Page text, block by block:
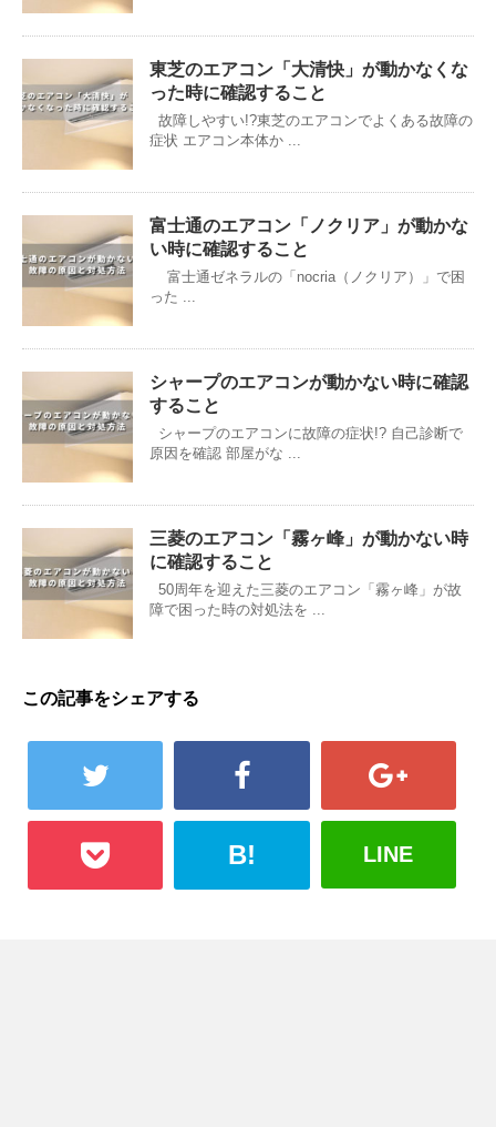
東芝のエアコン「大清快」が動かなくな
った時に確認すること
故障しやすい!?東芝のエアコンでよくある故障の
症状 エアコン本体か ...
富士通のエアコン「ノクリア」が動かな
い時に確認すること
富士通ゼネラルの「nocria（ノクリア）」で困
った ...
シャープのエアコンが動かない時に確認
すること
シャープのエアコンに故障の症状!? 自己診断で
原因を確認 部屋がな ...
三菱のエアコン「霧ヶ峰」が動かない時
に確認すること
50周年を迎えた三菱のエアコン「霧ヶ峰」が故
障で困った時の対処法を ...
この記事をシェアする
B! LINE